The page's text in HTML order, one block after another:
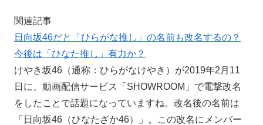
関連記事
日向坂46だと「ひらがな推し」の名前も改名するの？
今後は「ひなた推し」有力か？
けやき坂46（通称：ひらがなけやき）が2019年2月11
日に、動画配信サービス「SHOWROOM」で電撃改名
をしたことで話題になっていますね。改名後の名前は
「日向坂46（ひなたざか46）」。この改名にメンバー